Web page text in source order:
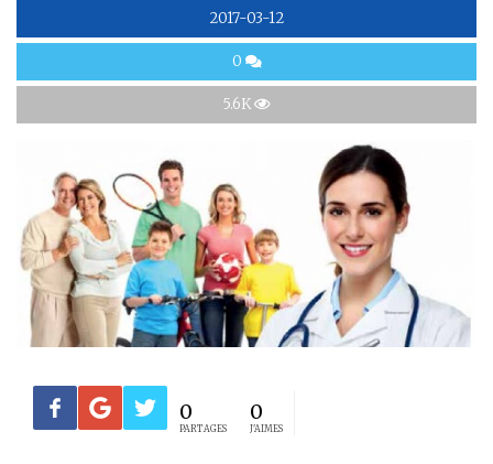
2017-03-12
0
5.6K
0
PARTAGES
0
J'AIMES